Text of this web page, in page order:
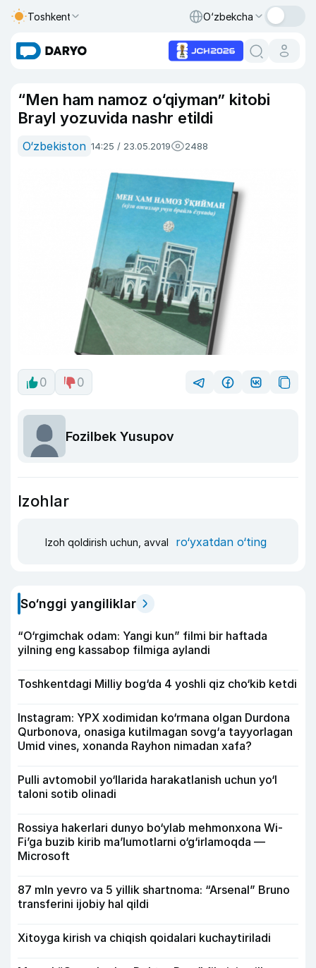
Toshkent O‘zbekcha
“Men ham namoz o‘qiyman” kitobi
Brayl yozuvida nashr etildi
O‘zbekiston 14:25 / 23.05.2019 2488
0 0
Fozilbek Yusupov
Izohlar
Izoh qoldirish uchun, avval ro‘yxatdan o‘ting
So‘nggi yangiliklar
“O‘rgimchak odam: Yangi kun” filmi bir haftada
yilning eng kassabop filmiga aylandi
Toshkentdagi Milliy bog‘da 4 yoshli qiz cho‘kib ketdi
Instagram: YPX xodimidan ko‘rmana olgan Durdona
Qurbonova, onasiga kutilmagan sovg‘a tayyorlagan
Umid vines, xonanda Rayhon nimadan xafa?
Pulli avtomobil yo‘llarida harakatlanish uchun yo‘l
taloni sotib olinadi
Rossiya hakerlari dunyo bo‘ylab mehmonxona Wi-
Fi’ga buzib kirib ma’lumotlarni o‘g‘irlamoqda —
Microsoft
87 mln yevro va 5 yillik shartnoma: “Arsenal” Bruno
transferini ijobiy hal qildi
Xitoyga kirish va chiqish qoidalari kuchaytiriladi